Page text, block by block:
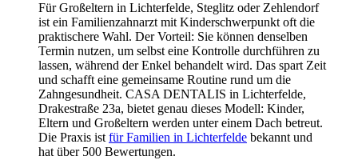
Für Großeltern in Lichterfelde, Steglitz oder Zehlendorf
ist ein Familienzahnarzt mit Kinderschwerpunkt oft die
praktischere Wahl. Der Vorteil: Sie können denselben
Termin nutzen, um selbst eine Kontrolle durchführen zu
lassen, während der Enkel behandelt wird. Das spart Zeit
und schafft eine gemeinsame Routine rund um die
Zahngesundheit. CASA DENTALIS in Lichterfelde,
Drakestraße 23a, bietet genau dieses Modell: Kinder,
Eltern und Großeltern werden unter einem Dach betreut.
Die Praxis ist für Familien in Lichterfelde bekannt und
hat über 500 Bewertungen.